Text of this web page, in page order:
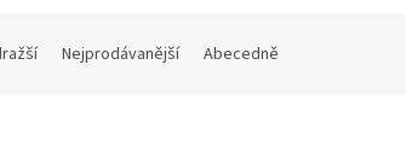
Nejprodávanější Abecedně